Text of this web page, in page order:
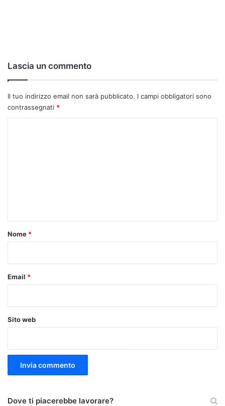
Lascia un commento
Il tuo indirizzo email non sarà pubblicato. I campi obbligatori sono
contrassegnati *
o
Nome *
Email *
Sito web
Dove ti piacerebbe lavorare?